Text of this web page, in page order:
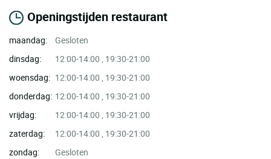
Openingstijden restaurant
maandag:
Gesloten
dinsdag:
12:00-14:00 , 19:30-21:00
woensdag: 12:00-14:00 , 19:30-21:00
donderdag: 12:00-14:00 , 19:30-21:00
vrijdag:
12:00-14:00 , 19:30-21:00
zaterdag:
12:00-14:00 , 19:30-21:00
zondag:
Gesloten